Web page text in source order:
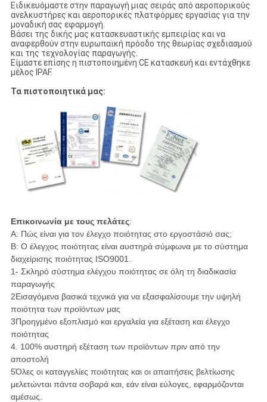
Ειδικευόμαστε στην παραγωγή μιας σειράς από αεροπορικούς
ανελκυστήρες και αεροπορικές πλατφόρμες εργασίας για την
μοναδική σας εφαρμογή.
Βάσει της δικής μας κατασκευαστικής εμπειρίας και να
αναφερθούν στην ευρωπαϊκή πρόοδο της θεωρίας σχεδιασμού
και της τεχνολογίας παραγωγής.
Είμαστε επίσης η πιστοποιημένη CE κατασκευή και εντάχθηκε
μέλος IPAF.
Τα πιστοποιητικά μας:
Επικοινωνία με τους πελάτες:
Α: Πώς είναι για τον έλεγχο ποιότητας στο εργοστάσιό σας;
Β: Ο έλεγχος ποιότητας είναι αυστηρά σύμφωνα με το σύστημα
διαχείρισης ποιότητας ISO9001.
1- Σκληρό σύστημα ελέγχου ποιότητας σε όλη τη διαδικασία
παραγωγής
2Εισαγόμενα βασικά τεχνικά για να εξασφαλίσουμε την υψηλή
ποιότητα των προϊόντων μας
3Προηγμένο εξοπλισμό και εργαλεία για εξέταση και έλεγχο
ποιότητας
4. 100% αυστηρή εξέταση των προϊόντων πριν από την
αποστολή
5Όλες οι καταγγελίες ποιότητας και οι απαιτήσεις βελτίωσης
μελετώνται πάντα σοβαρά και, εάν είναι εύλογες, εφαρμόζονται
αμέσως.